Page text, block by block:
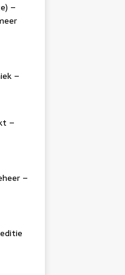
–
–
–
–